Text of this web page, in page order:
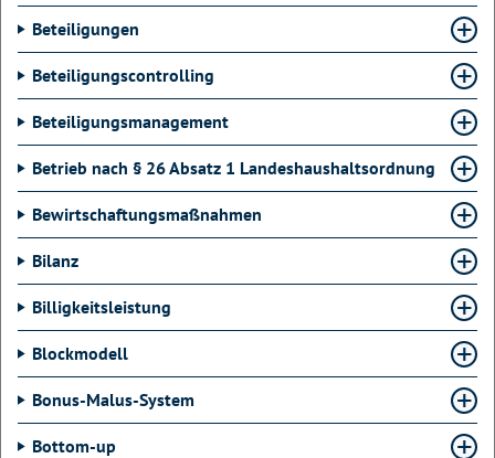
Beteiligungen
Beteiligungscontrolling
Beteiligungsmanagement
Betrieb nach § 26 Absatz 1 Landeshaushaltsordnung
Bewirtschaftungsmaßnahmen
Bilanz
Billigkeitsleistung
Blockmodell
Bonus-Malus-System
Bottom-up